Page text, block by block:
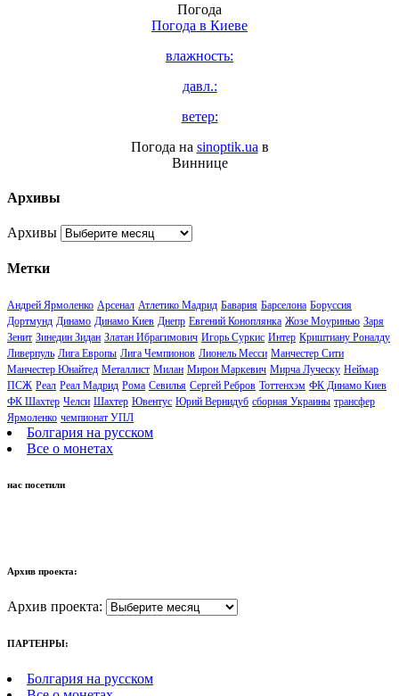
Погода
Погода в Киеве
влажность:
давл.:
ветер:
Погода на sinoptik.ua в
Виннице
Архивы
Архивы
Метки
Андрей Ярмоленко Арсенал Атлетико Мадрид Бавария Барселона Боруссия
Дортмунд Динамо Динамо Киев Днепр Евгений Коноплянка Жозе Моуринью Заря
Зенит Зинедин Зидан Златан Ибрагимович Игорь Суркис Интер Криштиану Роналду
Ливерпуль Лига Европы Лига Чемпионов Лионель Месси Манчестер Сити
Манчестер Юнайтед Металлист Милан Мирон Маркевич Мирча Луческу Неймар
ПСЖ Реал Реал Мадрид Рома Севилья Сергей Ребров Тоттенхэм ФК Динамо Киев
ФК Шахтер Челси Шахтер Ювентус Юрий Вернидуб сборная Украины трансфер
Ярмоленко чемпионат УПЛ
Болгария на русском
Все о монетах
нас посетили
Архив проекта:
Архив проекта:
ПАРТЕНРЫ:
Болгария на русском